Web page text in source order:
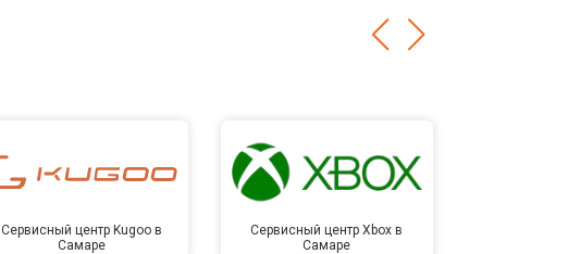
Сервисный центр Kugoo в
Самаре
Сервисный центр Xbox в
Самаре